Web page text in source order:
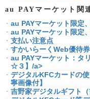
au PAYマーケット関
au PAYマーケット限定
au PAYマーケット限定
支払い注意点
すかいらーくWeb優待
au PAYマーケット：タ
☆３】/a>
デジタルKFCカードの
寧画像付】
吉野家デジタルギフト